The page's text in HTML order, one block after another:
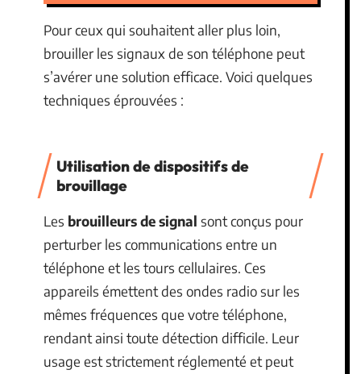
Pour ceux qui souhaitent aller plus loin,
brouiller les signaux de son téléphone peut
s’avérer une solution efficace. Voici quelques
techniques éprouvées :
Utilisation de dispositifs de
brouillage
Les brouilleurs de signal sont conçus pour
perturber les communications entre un
téléphone et les tours cellulaires. Ces
appareils émettent des ondes radio sur les
mêmes fréquences que votre téléphone,
rendant ainsi toute détection difficile. Leur
usage est strictement réglementé et peut